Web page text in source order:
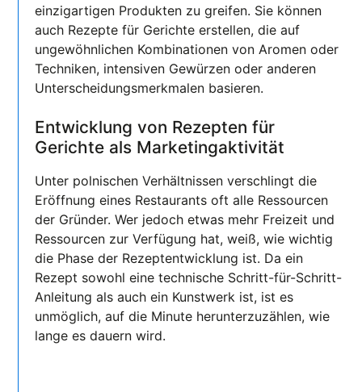
einzigartigen Produkten zu greifen. Sie können
auch Rezepte für Gerichte erstellen, die auf
ungewöhnlichen Kombinationen von Aromen oder
Techniken, intensiven Gewürzen oder anderen
Unterscheidungsmerkmalen basieren.
Entwicklung von Rezepten für
Gerichte als Marketingaktivität
Unter polnischen Verhältnissen verschlingt die
Eröffnung eines Restaurants oft alle Ressourcen
der Gründer. Wer jedoch etwas mehr Freizeit und
Ressourcen zur Verfügung hat, weiß, wie wichtig
die Phase der Rezeptentwicklung ist. Da ein
Rezept sowohl eine technische Schritt-für-Schritt-
Anleitung als auch ein Kunstwerk ist, ist es
unmöglich, auf die Minute herunterzuzählen, wie
lange es dauern wird.